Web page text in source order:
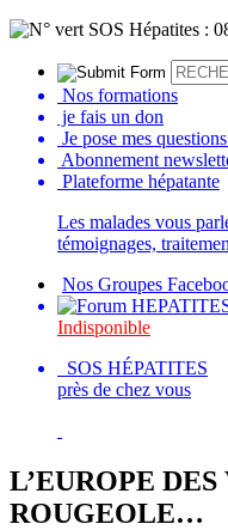
Nos formations
je fais un don
Je pose mes
Abonnement
Plateforme hépatante
Les malades vous
témoignages,
Nos Groupes
Indisponible
SOS HÉPATITES
près de chez vous
L’EUROPE
ROUGEOLE…